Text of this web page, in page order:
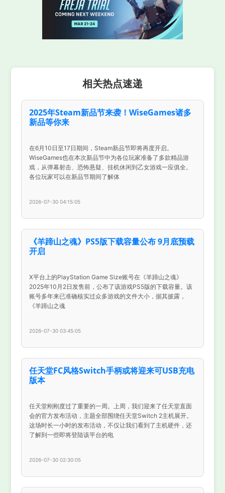
相关热点速递
2025年Steam新品节来袭！WiseGames诸多
新品等你来
在6月10日至17日期间，Steam新品节即将再度开启。
WiseGames也在本次新品节中为各位玩家准备了多款精品游
戏，从弹幕射击、恐怖悬疑、挂机休闲到乙女游戏一应俱全。
各位玩家可以在新品节期间了解体
2026-07-30 04:15:05
《羊蹄山之魂》PS5版下载容量公布 9月底预载
开启
X平台上的PlayStation Game Size账号在《羊蹄山之魂》
2025年10月2日发售前，公布了该游戏PS5版的下载容量。该
账号多年来已准确核实过众多游戏的文件大小，据其披露，
《羊蹄山之魂
2026-07-30 03:45:05
任天堂FC风格Switch手柄或将迎来可USB充电
版本
任天堂刚刚度过了重要的一周。上周，我们迎来了任天堂直面
会的官方发布活动，主题全部围绕任天堂Switch 2主机展开。
这场时长一小时的发布活动，不仅让我们看到了主机硬件，还
了解到一些即将登陆该平台的电
2026-07-30 02:30:05